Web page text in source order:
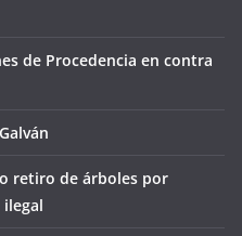
de Procedencia en contra
retiro de árboles por